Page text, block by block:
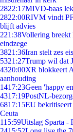
2822:17MIVD-baas
2822:00RIVM vindt
blijft advies
221:38Vollering breekt
eindzege
3821:36Iran stelt zes
5321:27Trump wil dat
4320:00XR blokkeert
aanhouding
1417:23Geen 'happy
4317:19PostNL-
6817:15EU
Ceuta
115:59Uitslag Sparta -